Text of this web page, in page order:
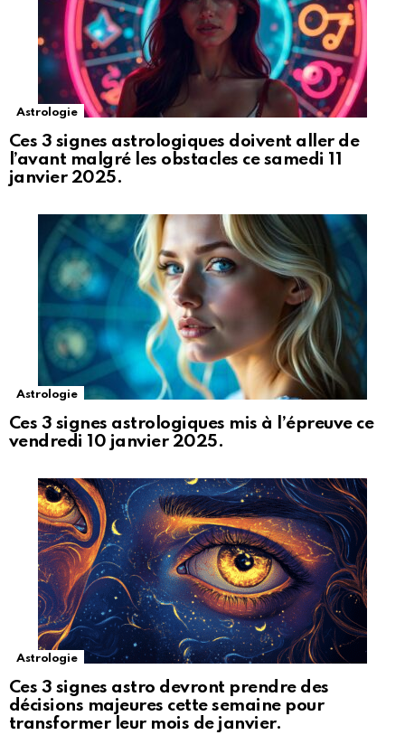
Astrologie
Ces 3 signes astrologiques doivent aller de
l’avant malgré les obstacles ce samedi 11
janvier 2025.
Astrologie
Ces 3 signes astrologiques mis à l’épreuve ce
vendredi 10 janvier 2025.
Astrologie
Ces 3 signes astro devront prendre des
décisions majeures cette semaine pour
transformer leur mois de janvier.